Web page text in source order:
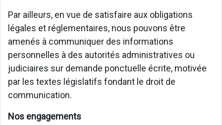
Par ailleurs, en vue de satisfaire aux obligations
légales et réglementaires, nous pouvons être
amenés à communiquer des informations
personnelles à des autorités administratives ou
judiciaires sur demande ponctuelle écrite, motivée
par les textes législatifs fondant le droit de
communication.
Nos engagements